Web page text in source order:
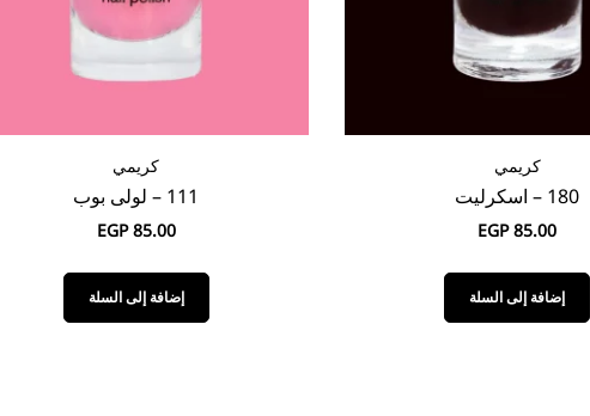
كريمي
180 – اسكرليت
EGP85.00
إضافة إلى السلة
كريمي
111 – لولى بوب
EGP85.00
إضافة إلى السلة